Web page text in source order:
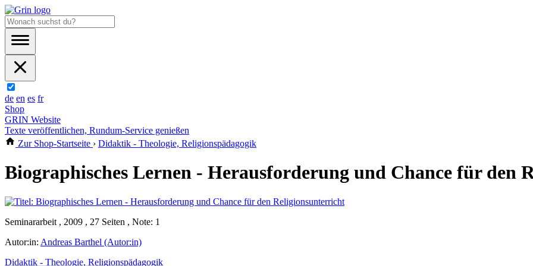
de en es fr
Shop
GRIN Website
Texte veröffentlichen, Rundum-Service genießen
Zur Shop-Startseite › Didaktik - Theologie, Religionspädagogik
Biographisches Lernen - Herausforderung und Chance für den
Seminararbeit , 2009 , 27 Seiten , Note: 1
Autor:in: Andreas Barthel (Autor:in)
Didaktik - Theologie, Religionspädagogik